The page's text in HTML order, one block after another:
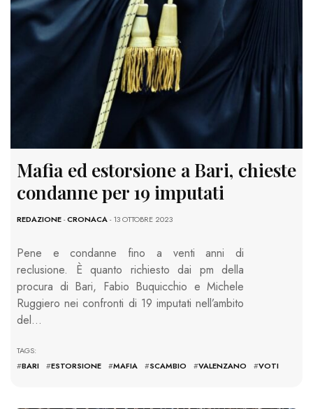
Mafia ed estorsione a Bari, chieste
condanne per 19 imputati
REDAZIONE-CRONACA- 13 OTTOBRE 2023
Pene e condanne fino a venti anni di
reclusione. È quanto richiesto dai pm della
procura di Bari, Fabio Buquicchio e Michele
Ruggiero nei confronti di 19 imputati nell’ambito
del…
TAGS:
#BARI #ESTORSIONE #MAFIA #SCAMBIO #VALENZANO #VOTI